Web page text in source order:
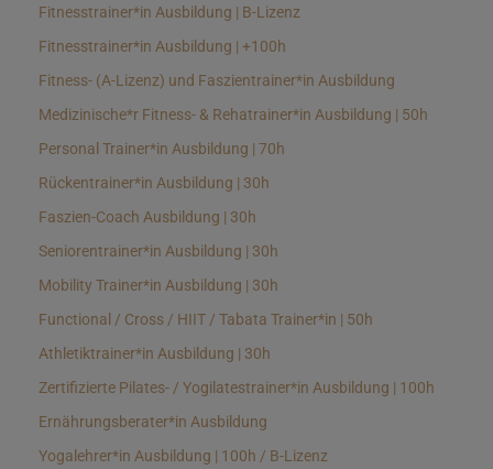
Fitnesstrainer*in Ausbildung | B-Lizenz
Fitnesstrainer*in Ausbildung | +100h
Fitness- (A-Lizenz) und Faszientrainer*in Ausbildung
Medizinische*r Fitness- & Rehatrainer*in Ausbildung | 50h
Personal Trainer*in Ausbildung | 70h
Rückentrainer*in Ausbildung | 30h
Faszien-Coach Ausbildung | 30h
Seniorentrainer*in Ausbildung | 30h
Mobility Trainer*in Ausbildung | 30h
Functional / Cross / HIIT / Tabata Trainer*in | 50h
Athletiktrainer*in Ausbildung | 30h
Zertifizierte Pilates- / Yogilatestrainer*in Ausbildung | 100h
Ernährungsberater*in Ausbildung
Yogalehrer*in Ausbildung | 100h / B-Lizenz